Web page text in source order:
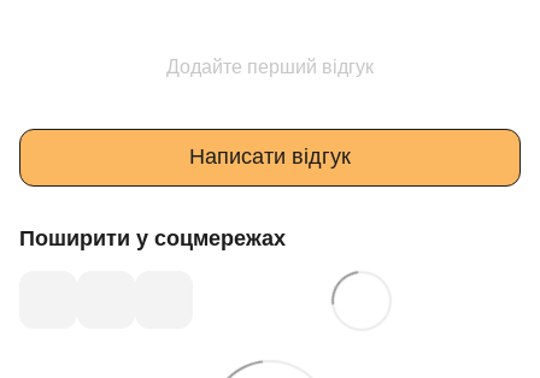
Додайте перший відгук
Написати відгук
Поширити у соцмережах